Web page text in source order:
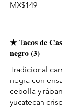
MX$149
★ Tacos de
negro (3)
Tradicional
negra con
cebolla y
yucatecan